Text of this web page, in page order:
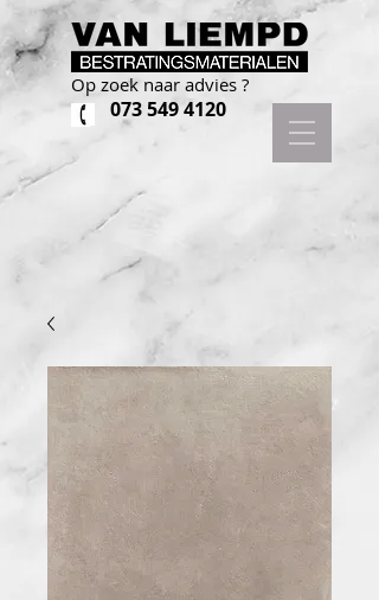
Op zoek naar advies ?
073 549 4120